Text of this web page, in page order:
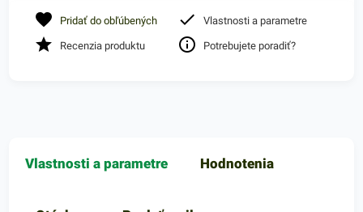
Pridať do obľúbených Vlastnosti a parametre
Recenzia produktu Potrebujete poradiť?
Vlastnosti a parametre Hodnotenia